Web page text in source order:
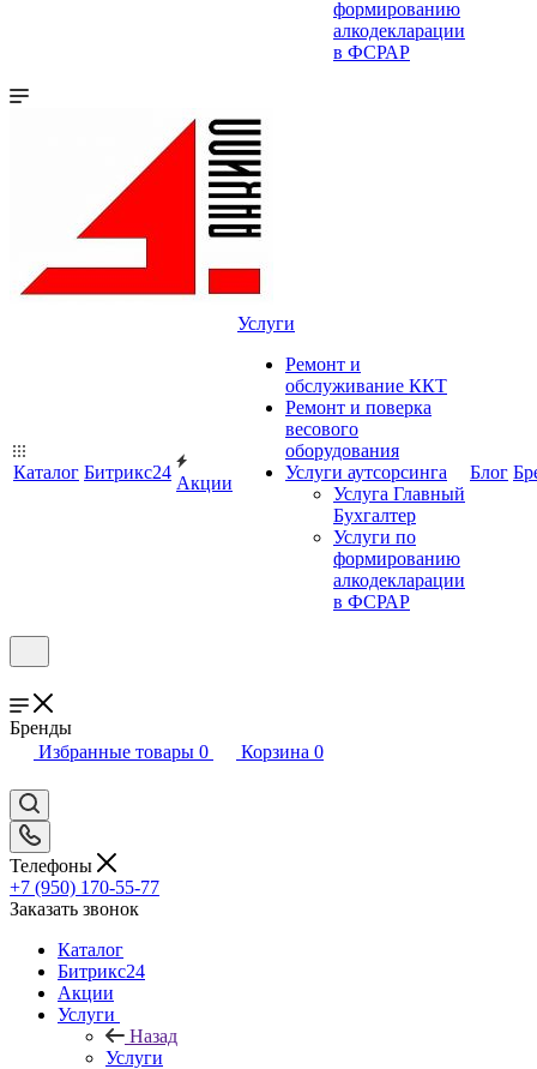
формированию
алкодекларации
в ФСРАР
Каталог Битрикс24
Акции
Услуги
Ремонт и
обслуживание ККТ
Ремонт и поверка
весового
оборудования
Услуги аутсорсинга
Услуга Главный
Бухгалтер
Услуги по
формированию
алкодекларации
в ФСРАР
Блог
Бренды
Избранные товары 0 Корзина 0
Телефоны
+7 (950) 170-55-77
Заказать звонок
Каталог
Битрикс24
Акции
Услуги
Назад
Услуги